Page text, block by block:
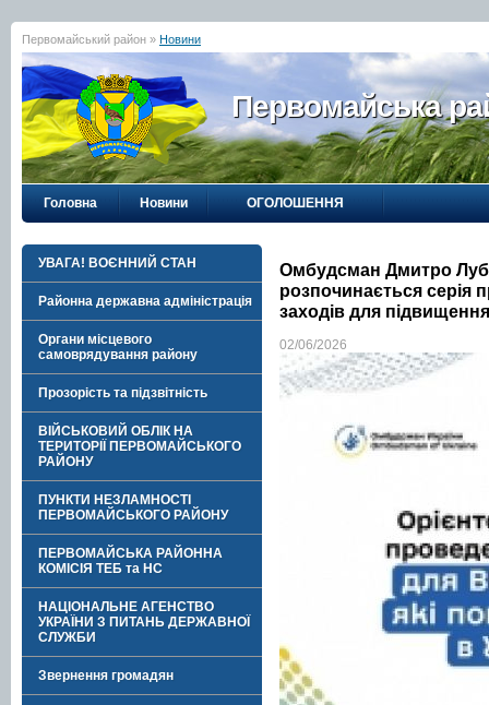
Первомайський район » Новини
Первомайська
Головна Новини ОГОЛОШЕННЯ
УВАГА! ВОЄННИЙ СТАН
Районна державна адміністрація
Органи місцевого
самоврядування району
Прозорість та підзвітність
ВІЙСЬКОВИЙ ОБЛІК НА
ТЕРИТОРІЇ ПЕРВОМАЙСЬКОГО
РАЙОНУ
ПУНКТИ НЕЗЛАМНОСТІ
ПЕРВОМАЙСЬКОГО РАЙОНУ
ПЕРВОМАЙСЬКА РАЙОННА
КОМІСІЯ ТЕБ та НС
НАЦІОНАЛЬНЕ АГЕНСТВО
УКРАЇНИ З ПИТАНЬ ДЕРЖАВНОЇ
СЛУЖБИ
Звернення громадян
Омбудсман Дмитро
розпочинається серія
заходів для
02/06/2026